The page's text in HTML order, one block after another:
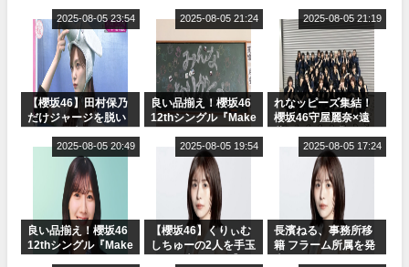
【櫻坂46】田村保乃
だけジャージを脱い
2025-08-05 23:54
良い品揃え！櫻坂46
12thシングル『Make
ャルグッズ絶賛販売
2025-08-05 21:24
れなッピーズ集結！
櫻坂46守屋麗奈×遠
ット！」水曜スタジ
オ出演決定
2025-08-05 21:19
良い品揃え！櫻坂46
12thシングル『Make
2025-08-05 20:49
【櫻坂46】くりぃむ
しちゅーの2人を手玉
2025-08-05 19:54
長濱ねる、事務所移
籍 フラーム所属を発
2025-08-05 17:24